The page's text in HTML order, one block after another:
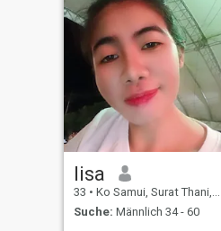
öffnen.
lisa
33 • Ko Samui, Surat Thani, Thailand
Suche: Männlich 34 - 60